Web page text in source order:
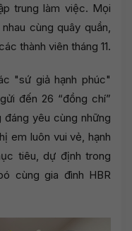
trung làm việc. Mọi
cùng quây quần,
thành viên tháng 11.
"sứ giả hạnh phúc"
đến 26 “đồng chí”
đáng yêu cùng những
em luôn vui vẻ, hạnh
tiêu, dự định trong
cùng gia đình HBR